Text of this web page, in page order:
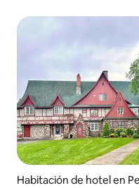
Habitación de hotel en